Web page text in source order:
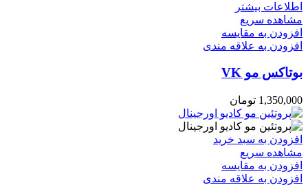
اطلاعات بیشتر
مشاهده سریع
افزودن به مقایسه
افزودن به علاقه مندی
بوتاکس مو VK
1,350,000 تومان
افزودن به سبد خرید
مشاهده سریع
افزودن به مقایسه
افزودن به علاقه مندی